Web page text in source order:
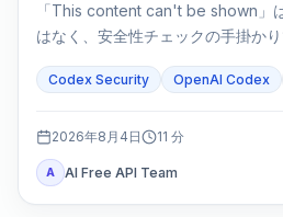
「This content can't be shown」
はなく、安全性チェックの手掛か
Codex Security OpenAI Codex
2026年8月4日 11 分
A AI Free API Team